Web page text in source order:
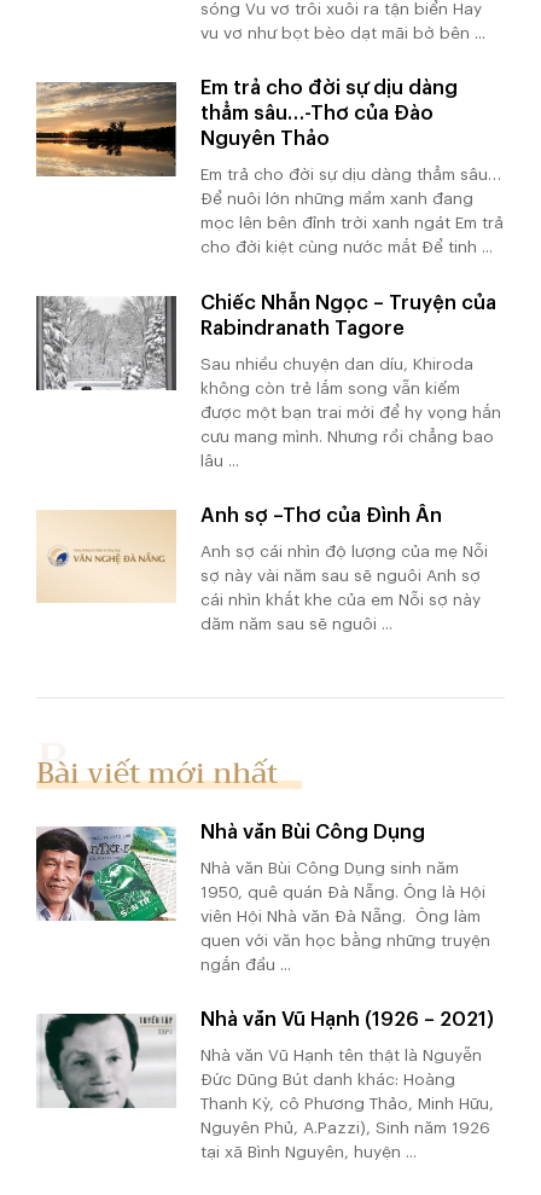
sóng Vu vơ trôi xuôi ra tận biển Hay
vu vơ như bọt bèo dạt mãi bờ bên ...
Em trả cho đời sự dịu dàng
thẳm sâu…-Thơ của Đào
Nguyên Thảo
Em trả cho đời sự dịu dàng thẳm sâu…
Để nuôi lớn những mầm xanh đang
mọc lên bên đỉnh trời xanh ngát Em trả
cho đời kiệt cùng nước mắt Để tinh ...
Chiếc Nhẫn Ngọc – Truyện của
Rabindranath Tagore
Sau nhiều chuyện dan díu, Khiroda
không còn trẻ lắm song vẫn kiếm
được một bạn trai mới để hy vọng hắn
cưu mang mình. Nhưng rồi chẳng bao
lâu ...
Anh sợ –Thơ của Đình Ân
Anh sợ cái nhìn độ lượng của mẹ Nỗi
sợ này vài năm sau sẽ nguôi Anh sợ
cái nhìn khắt khe của em Nỗi sợ này
dăm năm sau sẽ nguôi ...
Bài viết mới nhất
Nhà văn Bùi Công Dụng
Nhà văn Bùi Công Dụng sinh năm
1950, quê quán Đà Nẵng. Ông là Hội
viên Hội Nhà văn Đà Nẵng. Ông làm
quen với văn học bằng những truyện
ngắn đầu ...
Nhà văn Vũ Hạnh (1926 – 2021)
Nhà văn Vũ Hạnh tên thật là Nguyễn
Đức Dũng Bút danh khác: Hoàng
Thanh Kỳ, cô Phương Thảo, Minh Hữu,
Nguyên Phủ, A.Pazzi), Sinh năm 1926
tại xã Bình Nguyên, huyện ...